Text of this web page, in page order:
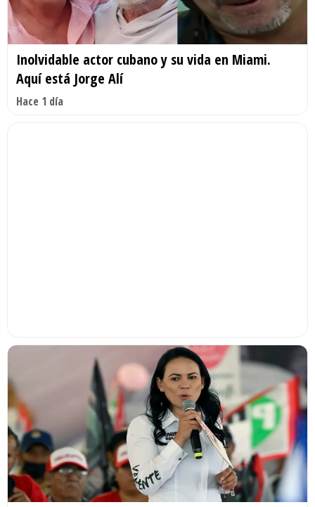
Inolvidable actor cubano y su vida en Miami.
Aquí está Jorge Alí
Hace 1 día